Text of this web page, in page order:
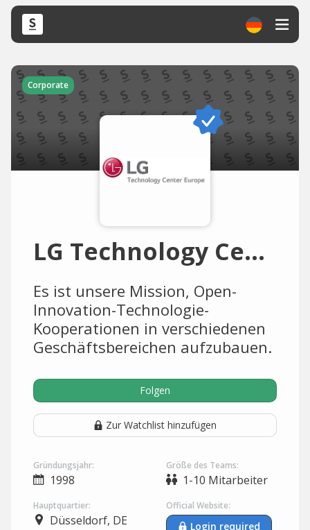
Corporate
LG Technology Center Europe
Es ist unsere Mission, Open-
Innovation-Technologie-
Kooperationen in verschiedenen
Geschäftsbereichen aufzubauen.
Folgen
Zur Watchlist hinzufügen
Gründungsjahr:
1998
Größe des Teams:
1-10 Mitarbeiter
Hauptquartier:
Düsseldorf, DE
Official Website:
Login required